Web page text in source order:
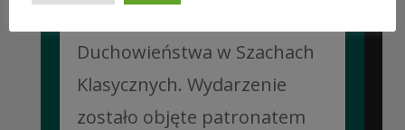
Duchowieństwa w Szachach
Klasycznych. Wydarzenie
zostało objęte patronatem